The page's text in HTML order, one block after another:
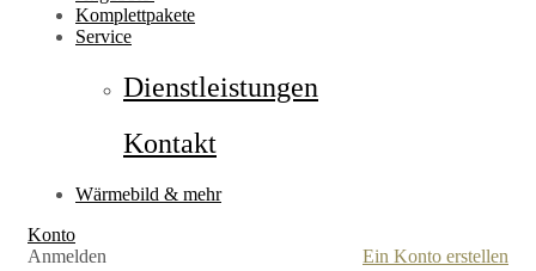
Komplettpakete
Service
Dienstleistungen
Kontakt
Wärmebild & mehr
Konto
Anmelden
Ein Konto erstellen